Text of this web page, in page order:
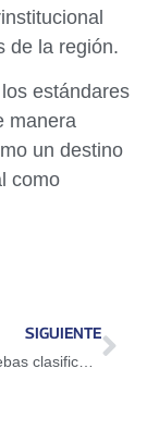
de la región.
estándares
manera
un destino
como
SIGUIENTE
Comienzan pruebas clasificatorias para las Olimpiadas de Hidrocarburos en 66 instituciones del país